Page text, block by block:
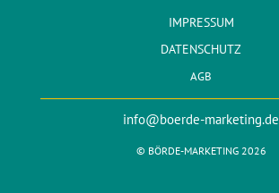
IMPRESSUM
DATENSCHUTZ
AGB
info@boerde-marketing.de
© BÖRDE-MARKETING 2026